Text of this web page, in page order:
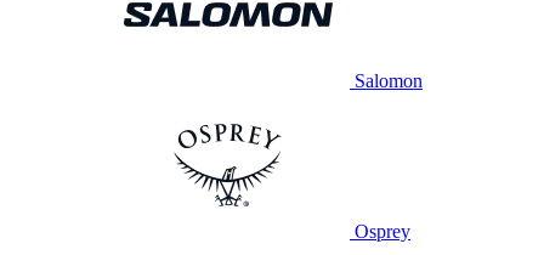
Salomon
Osprey